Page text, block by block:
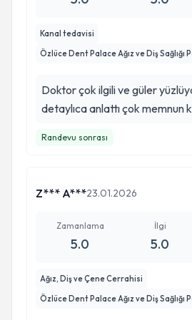
Kanal tedavisi
Özlüce Dent Palace Ağız ve Diş Sağlığı
Doktor çok ilgili ve güler
detaylıca anlattı çok memnun
Randevu sonrası
Z*** A***23.01.2026
Zamanlama
5.0
İlgi
5.0
Ağız, Diş ve Çene Cerrahisi
Özlüce Dent Palace Ağız ve Diş Sağlığı